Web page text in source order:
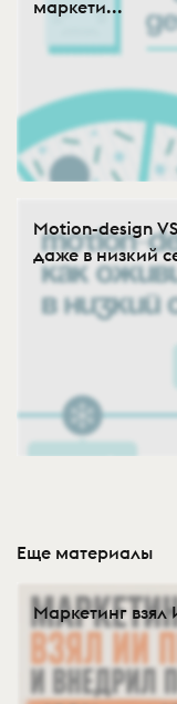
маркети...
Motion-design
даже в низкий
Еще материалы
Маркетинг